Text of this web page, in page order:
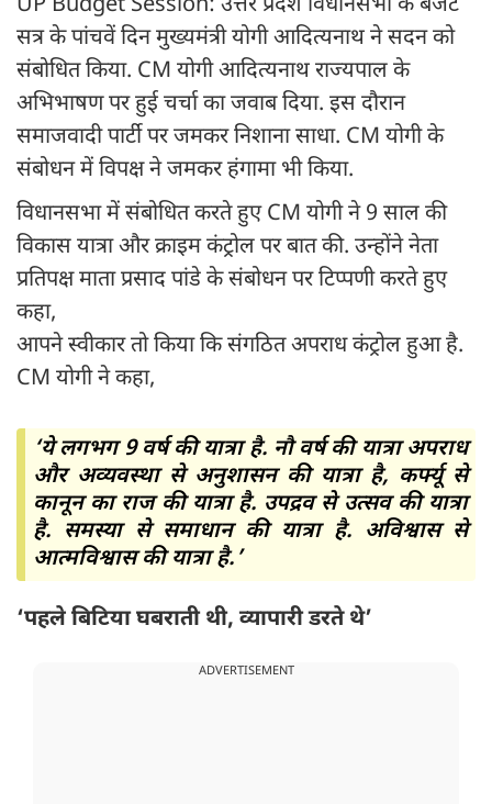
सत्र के पांचवें दिन मुख्यमंत्री योगी आदित्यनाथ ने सदन को
संबोधित किया. CM योगी आदित्यनाथ राज्यपाल के
अभिभाषण पर हुई चर्चा का जवाब दिया. इस दौरान
समाजवादी पार्टी पर जमकर निशाना साधा. CM योगी के
संबोधन में विपक्ष ने जमकर हंगामा भी किया.
विधानसभा में संबोधित करते हुए CM योगी ने 9 साल की
विकास यात्रा और क्राइम कंट्रोल पर बात की. उन्होंने नेता
प्रतिपक्ष माता प्रसाद पांडे के संबोधन पर टिप्पणी करते हुए
कहा,
आपने स्वीकार तो किया कि संगठित अपराध कंट्रोल हुआ है.
CM योगी ने कहा,
‘ये लगभग 9 वर्ष की यात्रा है. नौ वर्ष की यात्रा अपराध
और अव्यवस्था से अनुशासन की यात्रा है, कर्फ्यू से
कानून का राज की यात्रा है. उपद्रव से उत्सव की यात्रा
है. समस्या से समाधान की यात्रा है. अविश्वास से
आत्मविश्वास की यात्रा है.’
‘पहले बिटिया घबराती थी, व्यापारी डरते थे’
ADVERTISEMENT